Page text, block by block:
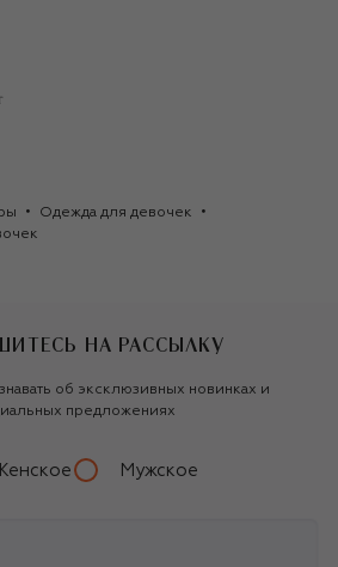
Одежда для девочек
НА РАССЫЛКУ
об эксклюзивных новинках и
предложениях
Мужское